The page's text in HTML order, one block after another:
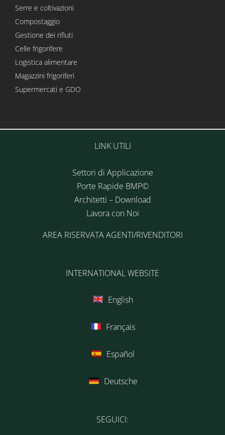
Serre e coltivazioni
Compostaggio
Gestione dei rifiuti
Celle frigorifere
Logistica alimentare
Magazzini frigoriferi
Supermercati e GDO
LINK UTILI
Settori di Applicazione
Porte Rapide BMP©
Architetti – Download
Lavora con Noi
AREA RISERVATA AGENTI/RIVENDITORI
INTERNATIONAL WEBSITE
English
Français
Español
Deutsche
SEGUICI: